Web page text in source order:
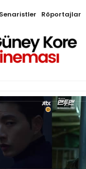
Senaristler Röportajlar